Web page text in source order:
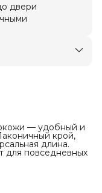
двери
— удобный и
крой,
длина.
для повседневных